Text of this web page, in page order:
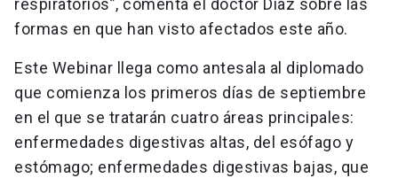
respiratorios”, comenta el doctor Díaz sobre las
formas en que han visto afectados este año.
Este Webinar llega como antesala al diplomado
que comienza los primeros días de septiembre
en el que se tratarán cuatro áreas principales:
enfermedades digestivas altas, del esófago y
estómago; enfermedades digestivas bajas, que